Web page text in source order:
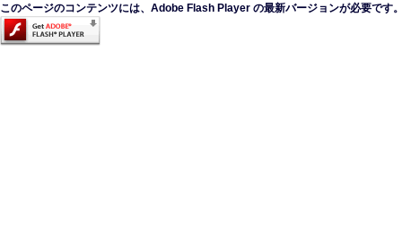
このページのコンテンツには、Adobe Flash Player の最新バージョンが必要です